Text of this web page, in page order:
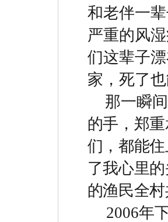
和老伴一
严重的风
们这辈子
家，死了
那一瞬
的手，郑
们，都能
了我心里
的渔民全
2006年